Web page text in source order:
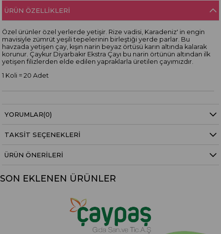
ÜRÜN ÖZELLIKLERI
Özel ürünler özel yerlerde yetişir. Rize vadisi, Karadeniz' in engin
mavisiyle zümrüt yeşili tepelerinin birleştiği yerde parlar. Bu
havzada yetişen çay, kışın narin beyaz örtüsü karın altında kalarak
korunur. Çaykur Diyarbakır Ekstra Çayı bu narin örtünün altından ilk
yetişen filizlerden elde edilen yapraklarla üretilen çayımızdır.
1 Koli = 20 Adet
YORUMLAR(0)
TAKSIT SEÇENEKLERI
ÜRÜN ÖNERILERI
SON EKLENEN ÜRÜNLER